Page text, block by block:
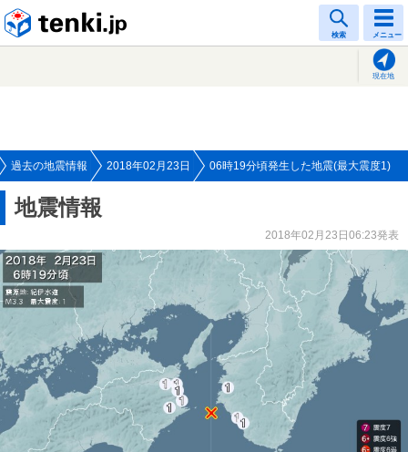
検索 メニュー
現在地
過去の地震情報 2018年02月23日 06時19分頃発生した地震(最大震度1)
地震情報
2018年02月23日06:23発表